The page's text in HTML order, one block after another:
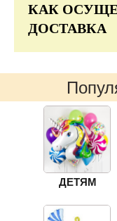
КАК
ДОСТАВКА
ДЕТЯМ